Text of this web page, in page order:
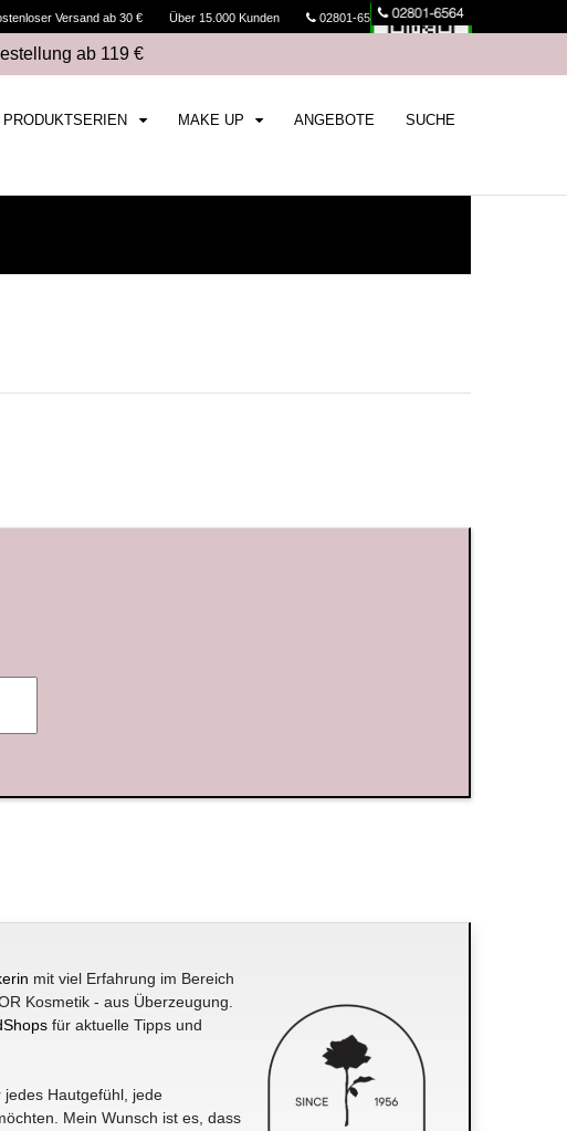
Versand ab 30 € Über 15.000 Kunden 02801-6564 Kasse
ab 119 €
PRODUKTSERIEN MAKE UP ANGEBOTE SUCHE
mit viel Erfahrung im Bereich
Kosmetik - aus Überzeugung.
für aktuelle Tipps und
Hautgefühl, jede
Mein Wunsch ist es, dass